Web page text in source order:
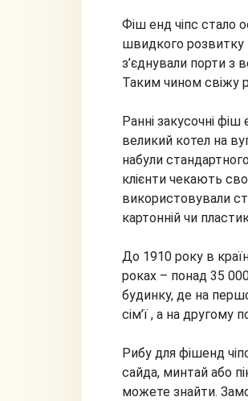
Фіш енд чіпс стало
швидкого розвитку
з’єднували порти з
Таким чином свіжу
Ранні закусочні
великий котел на
набули
клієнти чекають
використовували
картонній чи
До 1910 року в
роках – понад 35
будинку, де на
сім’ї , а на другому
Рибу для фішенд
сайда, минтай або
можете знайти.